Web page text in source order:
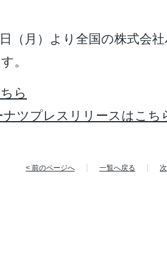
（月）より全国の株式会
。
ら
ツプレスリリースはこち
< 前のページへ 一覧へ戻る